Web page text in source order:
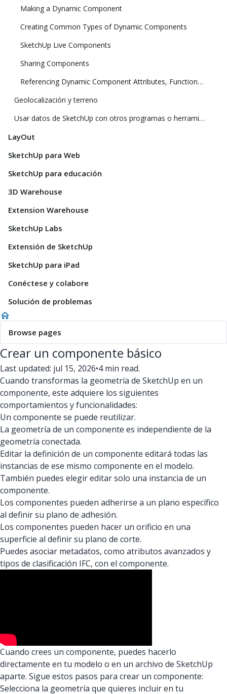
Making a Dynamic Component
Creating Common Types of Dynamic Components
SketchUp Live Components
Sharing Components
Referencing Dynamic Component Attributes, Functions, HTML Tags, and Operators
Geolocalización y terreno
Usar datos de SketchUp con otros programas o herramientas de modelado
LayOut
SketchUp para Web
SketchUp para educación
3D Warehouse
Extension Warehouse
SketchUp Labs
Extensión de SketchUp
SketchUp para iPad
Conéctese y colabore
Solución de problemas
Browse pages
Crear un componente básico
Last updated: jul 15, 2026•4 min read.
Cuando transformas la geometría de SketchUp en un
componente, este adquiere los siguientes
comportamientos y funcionalidades:
Un componente se puede reutilizar.
La geometría de un componente es independiente de la
geometría conectada.
Editar la definición de un componente editará todas las
instancias de ese mismo componente en el modelo.
También puedes elegir editar solo una instancia de un
componente.
Los componentes pueden adherirse a un plano específico
al definir su plano de adhesión.
Los componentes pueden hacer un orificio en una
superficie al definir su plano de corte.
Puedes asociar metadatos, como atributos avanzados y
tipos de clasificación IFC, con el componente.
Cuando crees un componente, puedes hacerlo
directamente en tu modelo o en un archivo de SketchUp
aparte. Sigue estos pasos para crear un componente:
Selecciona la geometría que quieres incluir en tu